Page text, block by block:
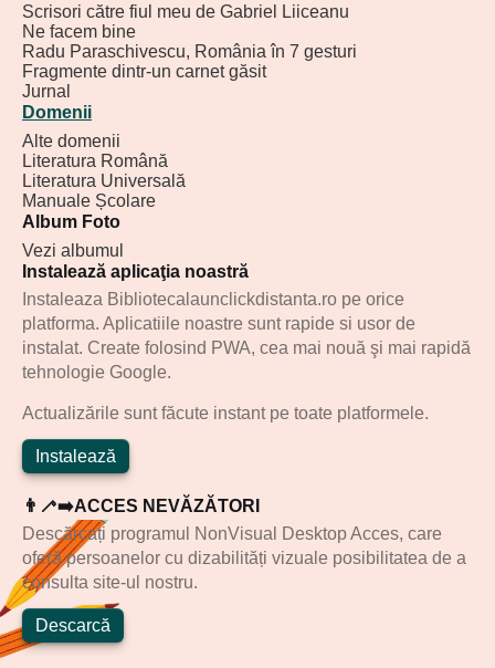
Scrisori către fiul meu de Gabriel Liiceanu
Ne facem bine
Radu Paraschivescu, România în 7 gesturi
Fragmente dintr-un carnet găsit
Jurnal
Domenii
Alte domenii
Literatura Română
Literatura Universală
Manuale Școlare
Album Foto
Vezi albumul
Instalează aplicaţia noastră
Instaleaza Bibliotecalaunclickdistanta.ro pe orice
platforma. Aplicatiile noastre sunt rapide si usor de
instalat. Create folosind PWA, cea mai nouă şi mai rapidă
tehnologie Google.
Actualizările sunt făcute instant pe toate platformele.
Instalează
👨‍🦯‍➡️ACCES NEVĂZĂTORI
Descărcați programul NonVisual Desktop Acces, care
oferă persoanelor cu dizabilități vizuale posibilitatea de a
consulta site-ul nostru.
Descarcă